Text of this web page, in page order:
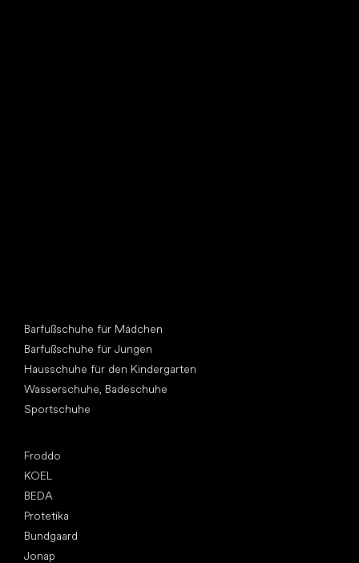
Barfußschuhe für Mädchen
Barfußschuhe für Jungen
Hausschuhe für den Kindergarten
Wasserschuhe, Badeschuhe
Sportschuhe
Froddo
KOEL
BEDA
Protetika
Bundgaard
Jonap